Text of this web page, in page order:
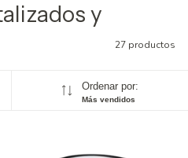
y
27 productos
Ordenar por:
Más vendidos